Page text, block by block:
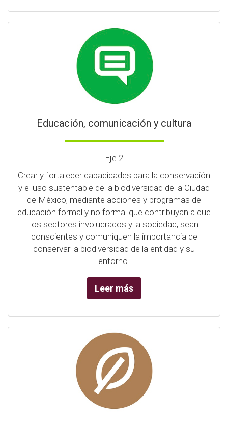
Educación, comunicación y cultura
Eje 2
Crear y fortalecer capacidades para la conservación
y el uso sustentable de la biodiversidad de la Ciudad
de México, mediante acciones y programas de
educación formal y no formal que contribuyan a que
los sectores involucrados y la sociedad, sean
conscientes y comuniquen la importancia de
conservar la biodiversidad de la entidad y su
entorno.
Leer más